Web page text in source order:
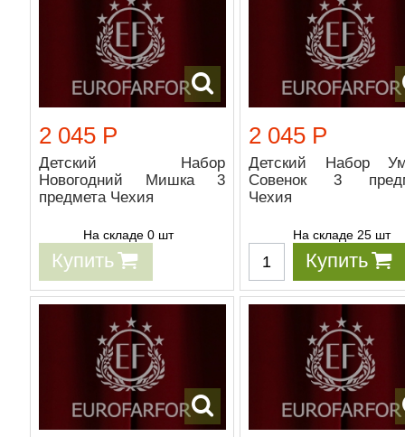
2 045 Р
Детский Набор
Новогодний Мишка 3
предмета Чехия
На складе 0 шт
Купить
2 045 Р
Детский Набор
Совенок 3
Чехия
На складе 25 шт
Купить